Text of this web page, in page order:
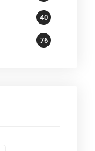
40
76